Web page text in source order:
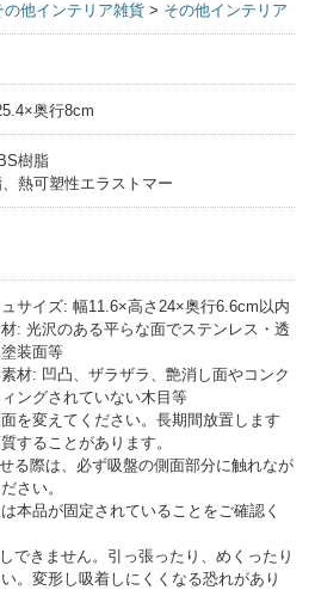
の他インテリア雑貨 > その他インテリア
奥行8cm
樹脂
熱可塑性エラストマー
サイズ: 幅11.6×高さ24×奥行6.6cm以内
: 光沢のある平らな面でステンレス・透
装面等
材: 凹凸、ザラザラ、艶消し面やコンク
ングされていない木目等
を変えてください。長期間放置します
することがあります。
る際は、必ず吸盤の側面部分に触れなが
さい。
本品が固定されていることをご確認く
できません。引っ張ったり、めくったり
。変形し吸着しにくくなる恐れがあり